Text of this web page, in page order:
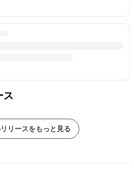
ス
リースをもっと見る